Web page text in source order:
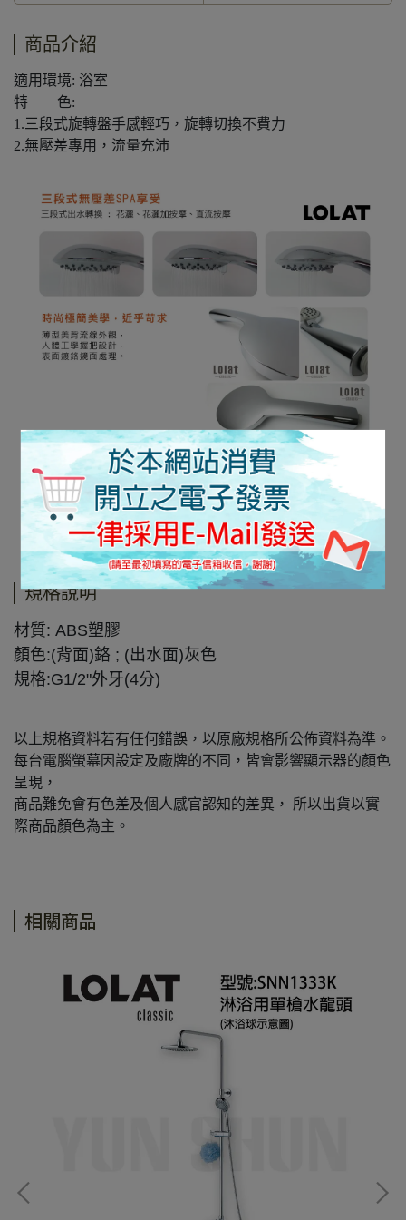
商品介紹
適用環境: 浴室
特 色:
1.三段式旋轉盤手感輕巧，旋轉切換不費力
2.無壓差專用，流量充沛
規格說明
材質: ABS塑膠
顏色:(背面)鉻 ; (出水面)灰色
規格:G1/2"外牙(4分)
以上規格資料若有任何錯誤，以原廠規格所公佈資料為準。
每台電腦螢幕因設定及廠牌的不同，皆會影響顯示器的顏色
呈現，
商品難免會有色差及個人感官認知的差異， 所以出貨以實
際商品顏色為主。
相關商品